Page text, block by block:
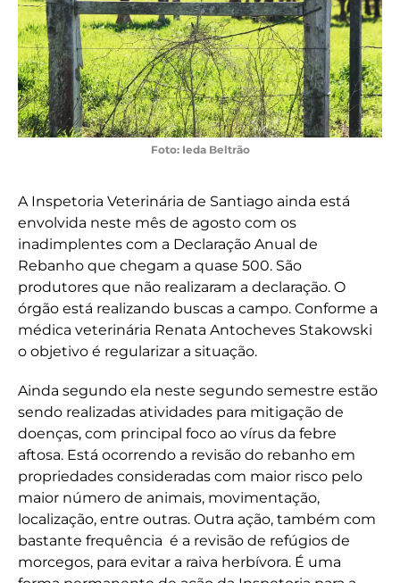
Foto: Ieda Beltrão
A Inspetoria Veterinária de Santiago ainda está
envolvida neste mês de agosto com os
inadimplentes com a Declaração Anual de
Rebanho que chegam a quase 500. São
produtores que não realizaram a declaração. O
órgão está realizando buscas a campo. Conforme a
médica veterinária Renata Antocheves Stakowski
o objetivo é regularizar a situação.
Ainda segundo ela neste segundo semestre estão
sendo realizadas atividades para mitigação de
doenças, com principal foco ao vírus da febre
aftosa. Está ocorrendo a revisão do rebanho em
propriedades consideradas com maior risco pelo
maior número de animais, movimentação,
localização, entre outras. Outra ação, também com
bastante frequência é a revisão de refúgios de
morcegos, para evitar a raiva herbívora. É uma